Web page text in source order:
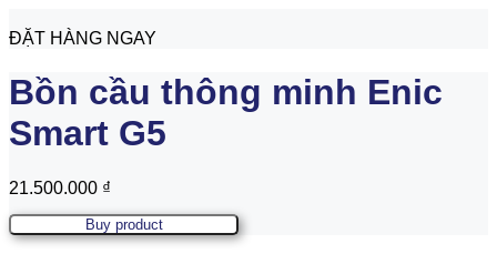
ĐẶT HÀNG NGAY
Bồn cầu thông minh Enic
Smart G5
21.500.000 ₫
Buy product